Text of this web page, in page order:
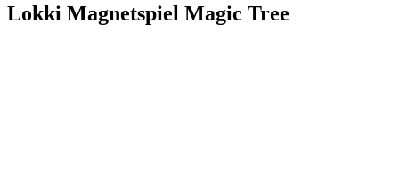
Lokki Magnetspiel Magic Tree